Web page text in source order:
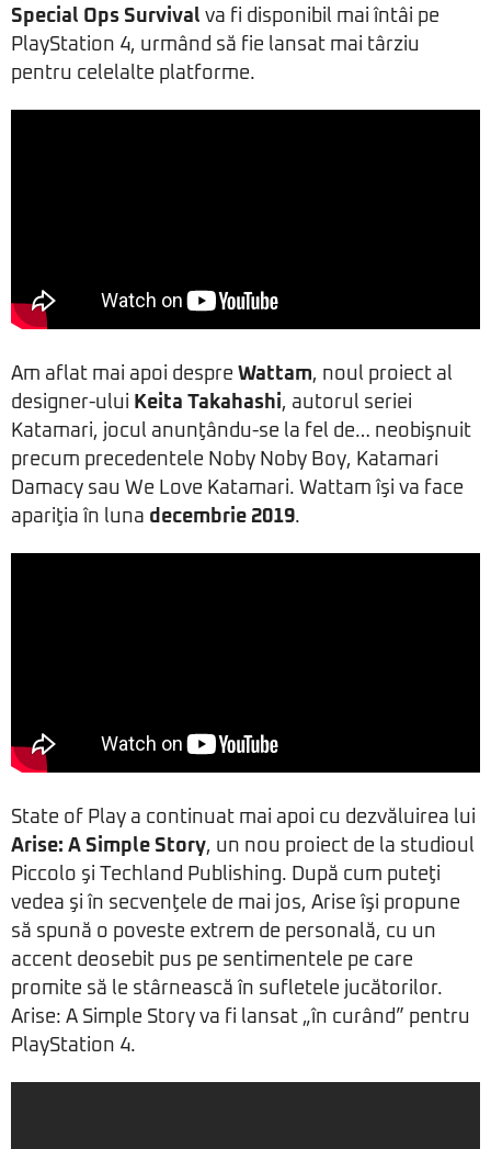
Special Ops Survival va fi disponibil mai întâi pe
PlayStation 4, urmând să fie lansat mai târziu
pentru celelalte platforme.
Am aflat mai apoi despre Wattam, noul proiect al
designer-ului Keita Takahashi, autorul seriei
Katamari, jocul anunţându-se la fel de… neobişnuit
precum precedentele Noby Noby Boy, Katamari
Damacy sau We Love Katamari. Wattam îşi va face
apariţia în luna decembrie 2019.
State of Play a continuat mai apoi cu dezvăluirea lui
Arise: A Simple Story, un nou proiect de la studioul
Piccolo şi Techland Publishing. După cum puteţi
vedea şi în secvenţele de mai jos, Arise îşi propune
să spună o poveste extrem de personală, cu un
accent deosebit pus pe sentimentele pe care
promite să le stârnească în sufletele jucătorilor.
Arise: A Simple Story va fi lansat „în curând” pentru
PlayStation 4.